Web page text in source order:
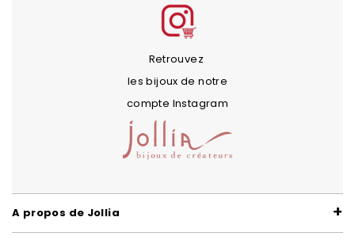
Retrouvez
les bijoux de notre
compte Instagram
A propos de Jollia